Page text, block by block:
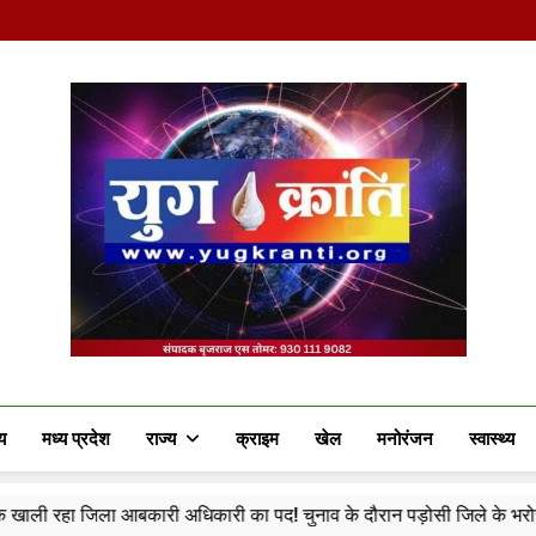
Yug Kranti |
मध्य प्रदेश राज्य क्राइम खेल मनोरंजन स्वास्थ्य
अधिकारी का पद! चुनाव के दौरान पड़ोसी जिले के भरोसे चला सिस्टम, बारोड़